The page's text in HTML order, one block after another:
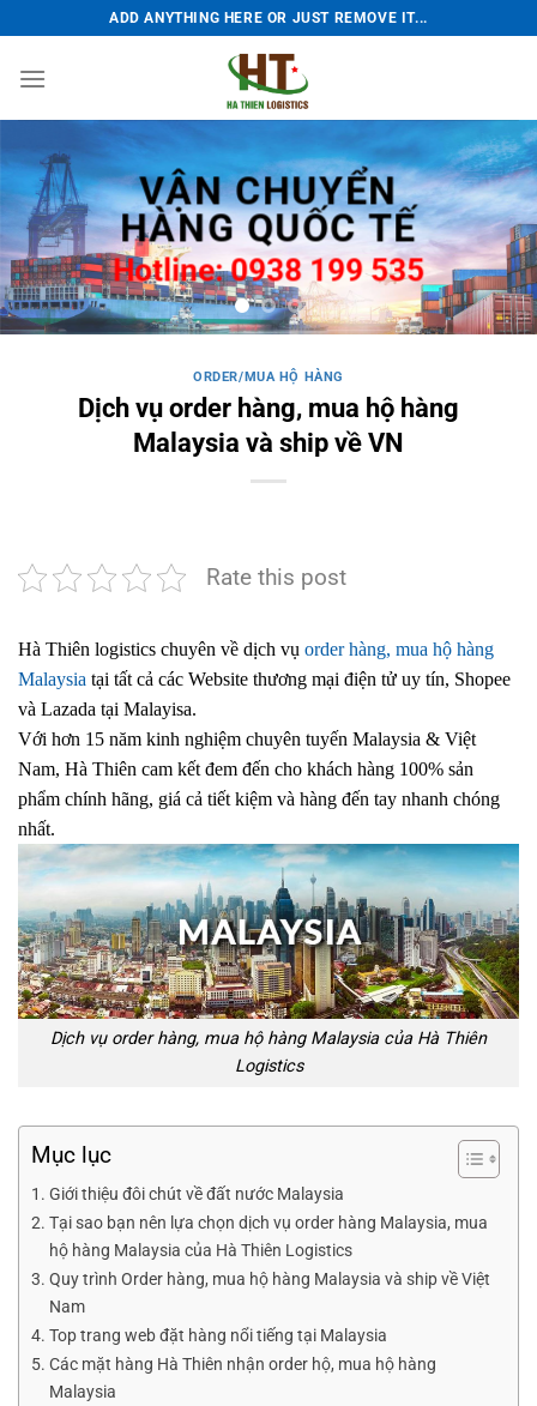
qua
nội
ADD ANYTHING HERE OR JUST REMOVE IT...
NHẬP HÀNG
QUỐC TẾ
Hotline: 0938 199 535
ORDER/MUA HỘ HÀNG
Dịch vụ order hàng, mua hộ hàng
Malaysia và ship về VN
Rate this post
Hà Thiên logistics chuyên về dịch vụ order hàng, mua hộ hàng
Malaysia tại tất cả các Website thương mại điện tử uy tín, Shopee
và Lazada tại Malayisa.
Với hơn 15 năm kinh nghiệm chuyên tuyến Malaysia & Việt
Nam, Hà Thiên cam kết đem đến cho khách hàng 100% sản
phẩm chính hãng, giá cả tiết kiệm và hàng đến tay nhanh chóng
nhất.
Dịch vụ order hàng, mua hộ hàng Malaysia của Hà Thiên
Logistics
Mục lục
Giới thiệu đôi chút về đất nước Malaysia
Tại sao bạn nên lựa chọn dịch vụ order hàng Malaysia, mua
hộ hàng Malaysia của Hà Thiên Logistics
Quy trình Order hàng, mua hộ hàng Malaysia và ship về Việt
Nam
Top trang web đặt hàng nổi tiếng tại Malaysia
Các mặt hàng Hà Thiên nhận order hộ, mua hộ hàng
Malaysia